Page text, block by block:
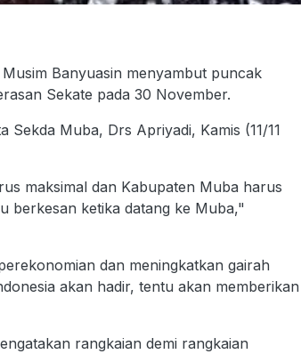
Banyuasin menyambut puncak
Sekate pada 30 November.
Muba, Drs Apriyadi, Kamis (11/11
maksimal dan Kabupaten Muba harus
berkesan ketika datang ke Muba,"
dan meningkatkan gairah
akan hadir, tentu akan memberikan
rangkaian demi rangkaian